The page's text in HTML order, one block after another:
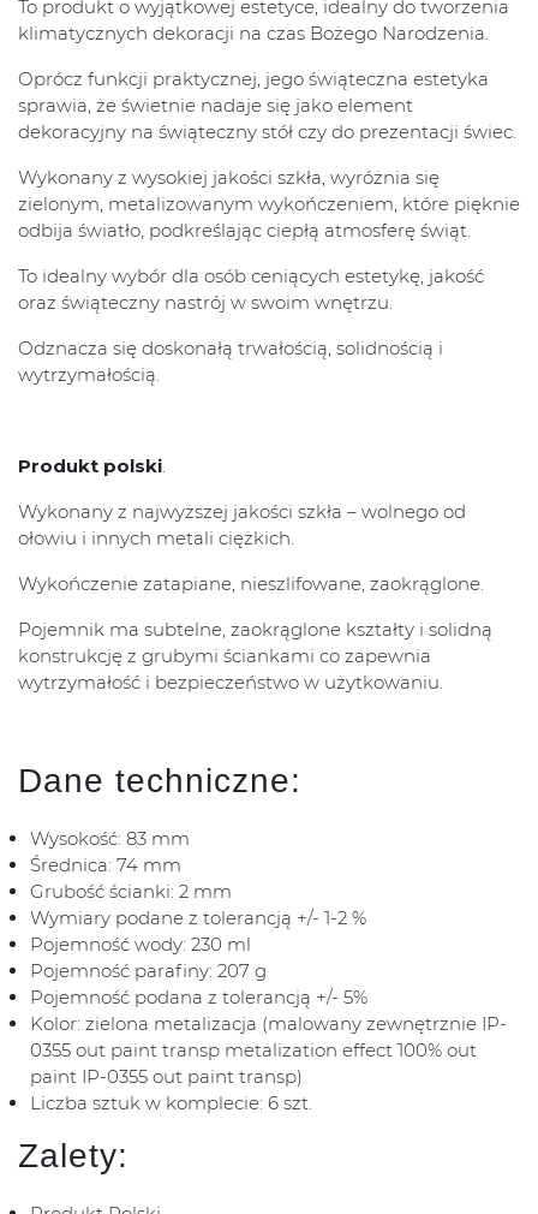
To produkt o wyjątkowej estetyce, idealny do tworzenia
klimatycznych dekoracji na czas Bożego Narodzenia.
Oprócz funkcji praktycznej, jego świąteczna estetyka
sprawia, że świetnie nadaje się jako element
dekoracyjny na świąteczny stół czy do prezentacji świec.
Wykonany z wysokiej jakości szkła, wyróżnia się
zielonym, metalizowanym wykończeniem, które pięknie
odbija światło, podkreślając ciepłą atmosferę świąt.
To idealny wybór dla osób ceniących estetykę, jakość
oraz świąteczny nastrój w swoim wnętrzu.
Odznacza się doskonałą trwałością, solidnością i
wytrzymałością.
Produkt polski.
Wykonany z najwyższej jakości szkła – wolnego od
ołowiu i innych metali ciężkich.
Wykończenie zatapiane, nieszlifowane, zaokrąglone.
Pojemnik ma subtelne, zaokrąglone kształty i solidną
konstrukcję z grubymi ściankami co zapewnia
wytrzymałość i bezpieczeństwo w użytkowaniu.
Dane techniczne:
Wysokość: 83 mm
Średnica: 74 mm
Grubość ścianki: 2 mm
Wymiary podane z tolerancją +/- 1-2 %
Pojemność wody: 230 ml
Pojemność parafiny: 207 g
Pojemność podana z tolerancją +/- 5%
Kolor: zielona metalizacja (malowany zewnętrznie IP-
0355 out paint transp metalization effect 100% out
paint IP-0355 out paint transp)
Liczba sztuk w komplecie: 6 szt.
Zalety: